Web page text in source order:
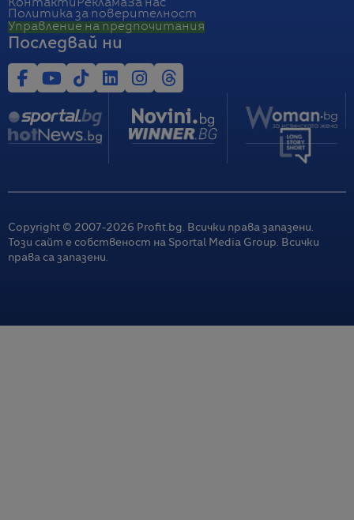
Контакти РекламаЗа нас
Политика за поверителност
Управление на предпочитания
Последвай ни
Copyright © 2007-2026 Profit.bg. Всички права запазени.
Този сайт е собственост на Sportal Media Group. Всички
права са запазени.